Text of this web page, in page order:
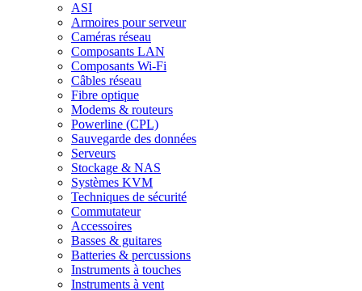
ASI
Armoires pour serveur
Caméras réseau
Composants LAN
Composants Wi-Fi
Câbles réseau
Fibre optique
Modems & routeurs
Powerline (CPL)
Sauvegarde des données
Serveurs
Stockage & NAS
Systèmes KVM
Techniques de sécurité
Commutateur
Accessoires
Basses & guitares
Batteries & percussions
Instruments à touches
Instruments à vent